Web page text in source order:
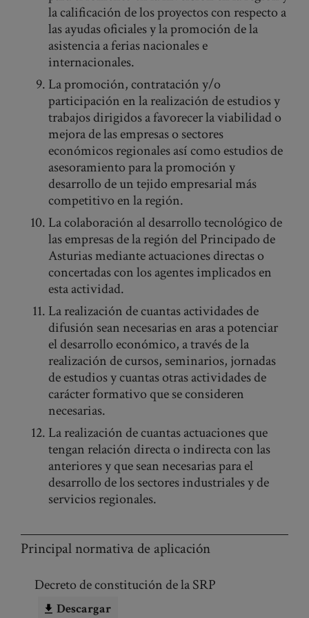
la calificación de los proyectos con respecto a
las ayudas oficiales y la promoción de la
asistencia a ferias nacionales e
internacionales.
La promoción, contratación y/o
participación en la realización de estudios y
trabajos dirigidos a favorecer la viabilidad o
mejora de las empresas o sectores
económicos regionales así como estudios de
asesoramiento para la promoción y
desarrollo de un tejido empresarial más
competitivo en la región.
La colaboración al desarrollo tecnológico de
las empresas de la región del Principado de
Asturias mediante actuaciones directas o
concertadas con los agentes implicados en
esta actividad.
La realización de cuantas actividades de
difusión sean necesarias en aras a potenciar
el desarrollo económico, a través de la
realización de cursos, seminarios, jornadas
de estudios y cuantas otras actividades de
carácter formativo que se consideren
necesarias.
La realización de cuantas actuaciones que
tengan relación directa o indirecta con las
anteriores y que sean necesarias para el
desarrollo de los sectores industriales y de
servicios regionales.
Principal normativa de aplicación
Decreto de constitución de la SRP
Descargar